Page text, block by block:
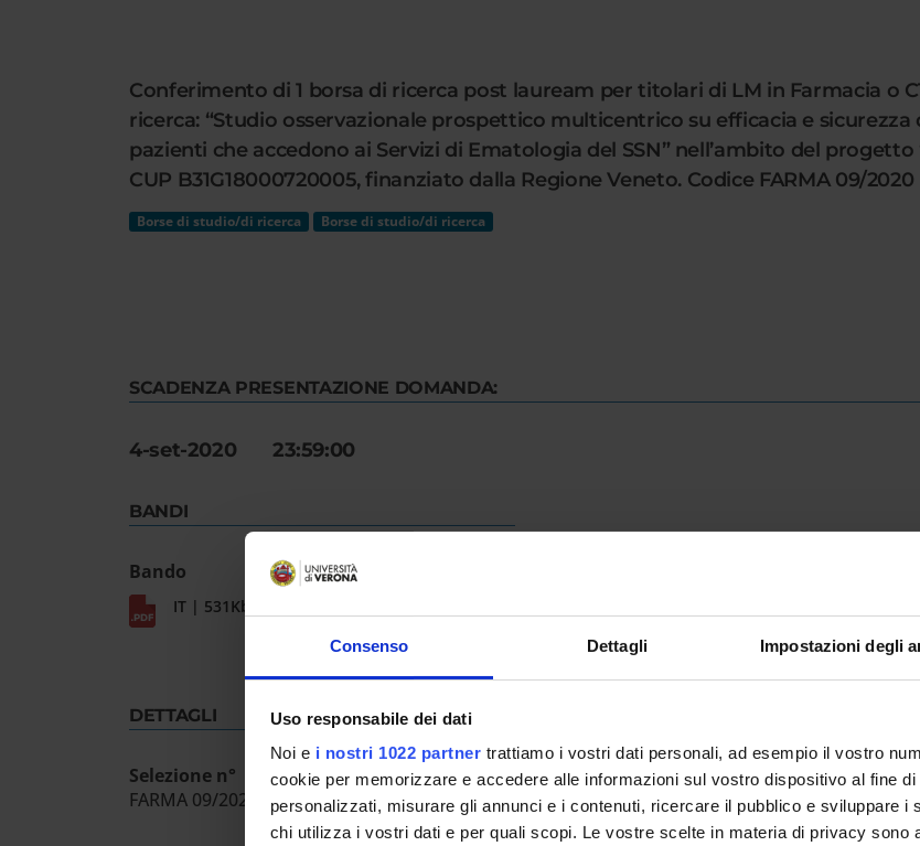
Consenso Dettagli Impostazioni degli
Uso responsabile dei dati
Noi e i nostri 1022 partner trattiamo i vostri dati personali, ad esempio il vostro
cookie per memorizzare e accedere alle informazioni sul vostro dispositivo al fine
personalizzati, misurare gli annunci e i contenuti, ricercare il pubblico e sviluppare
chi utilizza i vostri dati e per quali scopi. Le vostre scelte in materia di privacy sono
Conferimento di 1 borsa di ricerca post lauream per titolari di LM in Farmacia o
ricerca: “Studio osservazionale prospettico multicentrico su efficacia e
pazienti che accedono ai Servizi di Ematologia del SSN” nell’ambito del
CUP B31G18000720005, finanziato dalla Regione Veneto. Codice FARMA 09/2020
Borse di studio/di ricerca Borse di studio/di ricerca
SCADENZA PRESENTAZIONE DOMANDA:
4-set-2020 23:59:00
BANDI
Bando
IT | 531Kb
DETTAGLI
Selezione n°
FARMA 09/2020